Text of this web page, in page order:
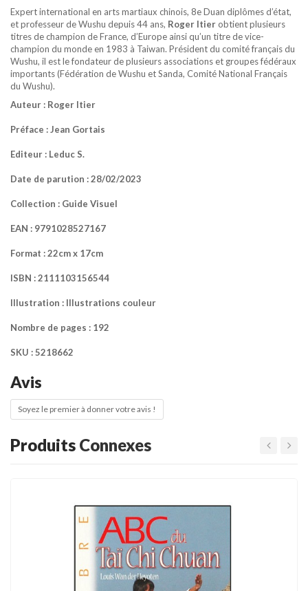
Expert international en arts martiaux chinois, 8e Duan diplômes d’état,
et professeur de Wushu depuis 44 ans, Roger Itier obtient plusieurs
titres de champion de France, d’Europe ainsi qu’un titre de vice-
champion du monde en 1983 à Taiwan. Président du comité français du
Wushu, il est le fondateur de plusieurs associations et groupes fédéraux
importants (Fédération de Wushu et Sanda, Comité National Français
du Wushu).
Auteur : Roger Itier
Préface : Jean Gortais
Editeur : Leduc S.
Date de parution : 28/02/2023
Collection : Guide Visuel
EAN : 9791028527167
Format : 22cm x 17cm
ISBN : 2111103156544
Illustration : Illustrations couleur
Nombre de pages : 192
SKU : 5218662
Avis
Soyez le premier à donner votre avis !
Produits Connexes